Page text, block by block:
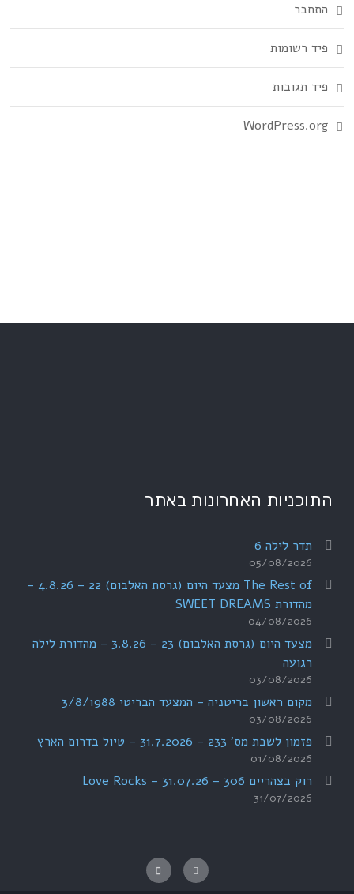
התחבר
פיד רשומות
פיד תגובות
WordPress.org
התוכניות האחרונות באתר
תדר לילה 6
05/08/2026
The Rest of מצעד היום (גרסת האלבום) 22 – 4.8.26 –
מהדורת SWEET DREAMS
04/08/2026
מצעד היום (גרסת האלבום) 23 – 3.8.26 – מהדורת לילה
רגועה
03/08/2026
מקום ראשון בריטניה – המצעד הבריטי 3/8/1988
03/08/2026
פזמון לשבת מס' 233 – 31.7.2026 – טיול בדרום הארץ
01/08/2026
רוק בצהריים 306 – 31.07.26 – Love Rocks
31/07/2026